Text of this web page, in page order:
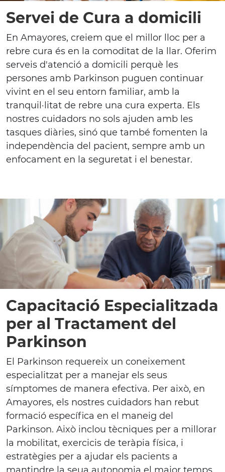
Servei de Cura a domicili
En Amayores, creiem que el millor lloc per a
rebre cura és en la comoditat de la llar. Oferim
serveis d'atenció a domicili perquè les
persones amb Parkinson puguen continuar
vivint en el seu entorn familiar, amb la
tranquil·litat de rebre una cura experta. Els
nostres cuidadors no sols ajuden amb les
tasques diàries, sinó que també fomenten la
independència del pacient, sempre amb un
enfocament en la seguretat i el benestar.
Capacitació Especialitzada
per al Tractament del
Parkinson
El Parkinson requereix un coneixement
especialitzat per a manejar els seus
símptomes de manera efectiva. Per això, en
Amayores, els nostres cuidadors han rebut
formació específica en el maneig del
Parkinson. Això inclou tècniques per a millorar
la mobilitat, exercicis de teràpia física, i
estratègies per a ajudar els pacients a
mantindre la seua autonomia el major temps